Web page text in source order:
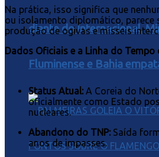
diante do Internacional,
Fluminense e Bahia
Na prática, isso significa que
ou isolamento diplomático, parece
produção de ogivas e mísseis
Dados Oficiais e a Linha do
Status Atual: A Coreia do
oficialmente como Estado
nucleares.
Abandono do TNP: Saída
anos de impasses.